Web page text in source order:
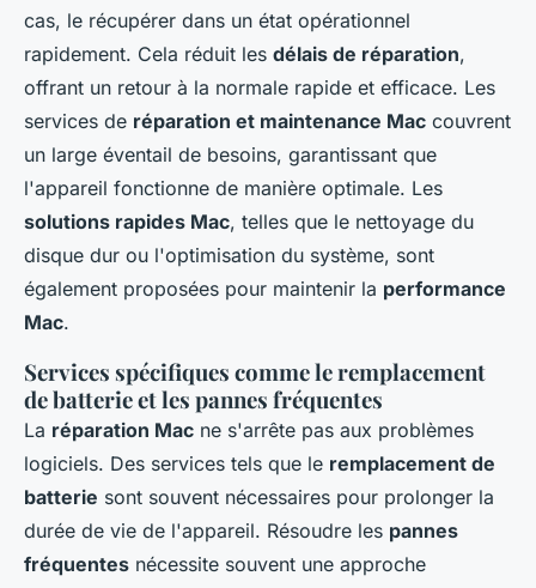
cas, le récupérer dans un état opérationnel
rapidement. Cela réduit les délais de réparation,
offrant un retour à la normale rapide et efficace. Les
services de réparation et maintenance Mac couvrent
un large éventail de besoins, garantissant que
l'appareil fonctionne de manière optimale. Les
solutions rapides Mac, telles que le nettoyage du
disque dur ou l'optimisation du système, sont
également proposées pour maintenir la performance
Mac.
Services spécifiques comme le remplacement
de batterie et les pannes fréquentes
La réparation Mac ne s'arrête pas aux problèmes
logiciels. Des services tels que le remplacement de
batterie sont souvent nécessaires pour prolonger la
durée de vie de l'appareil. Résoudre les pannes
fréquentes nécessite souvent une approche